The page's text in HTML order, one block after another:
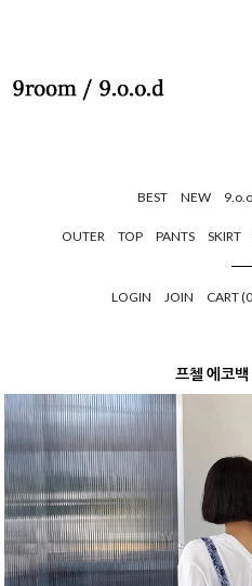
BEST NEW
OUTER TOP PANTS SKIRT
LOGIN JOIN CART (0
프첼 에코